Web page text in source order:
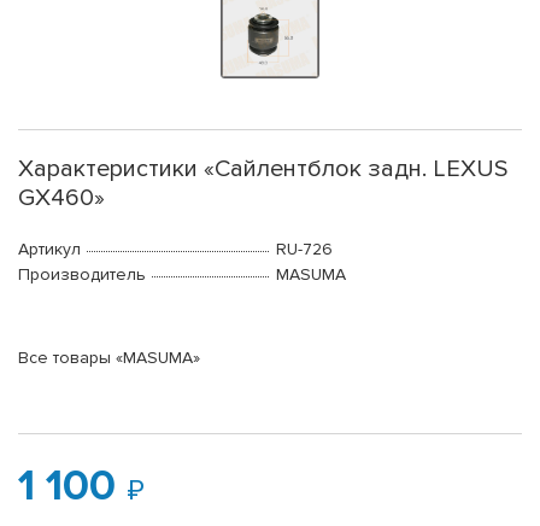
Характеристики «Сайлентблок задн. LEXUS
GX460»
Артикул
RU-726
Производитель
MASUMA
Все товары «MASUMA»
1 100